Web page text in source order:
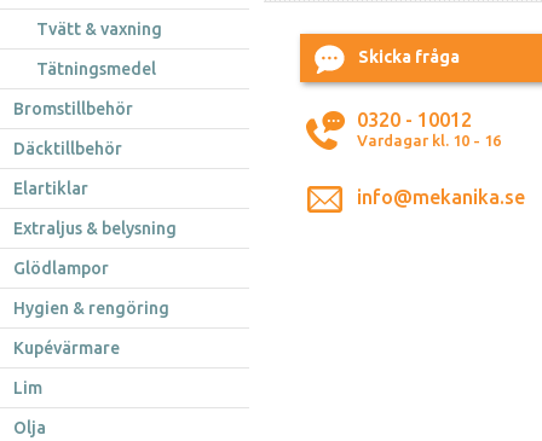
Tvätt & vaxning
Tätningsmedel
Bromstillbehör
Däcktillbehör
Elartiklar
Extraljus & belysning
Glödlampor
Hygien & rengöring
Kupévärmare
Lim
Olja
Skicka fråga
0320 - 10012
Vardagar kl. 10 - 16
info@mekanika.se